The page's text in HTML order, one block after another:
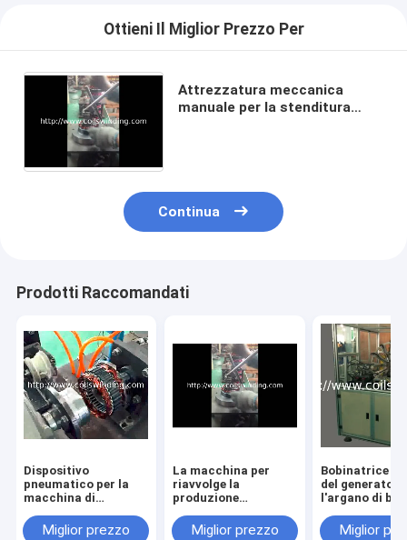
Ottieni Il Miglior Prezzo Per
Attrezzatura meccanica
manuale per la stenditura
Continua
Prodotti Raccomandati
Dispositivo
pneumatico per la
macchina di
dello statore
Miglior prezzo
La macchina per
riavvolge la
produzione
dello statore
Miglior prezzo
Bobinatrice di
del
l'argano di
Miglior